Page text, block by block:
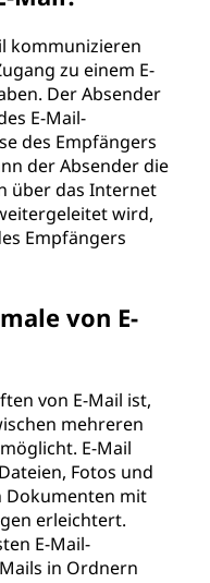
kommunizieren
zu einem E-
Der Absender
E-Mail-
des Empfängers
der Absender die
über das Internet
wird,
Empfängers
von E-
von E-Mail ist,
mehreren
E-Mail
Fotos und
Dokumenten mit
erleichtert.
E-Mail-
in Ordnern